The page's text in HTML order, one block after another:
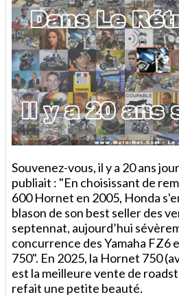
Souvenez-vous, il y a 20 ans
publiait : "En choisissant de
600 Hornet en 2005, Honda
blason de son best seller des
septennat, aujourd’hui
concurrence des Yamaha FZ6
750". En 2025, la Hornet 750
est la meilleure vente de
refait une petite beauté.